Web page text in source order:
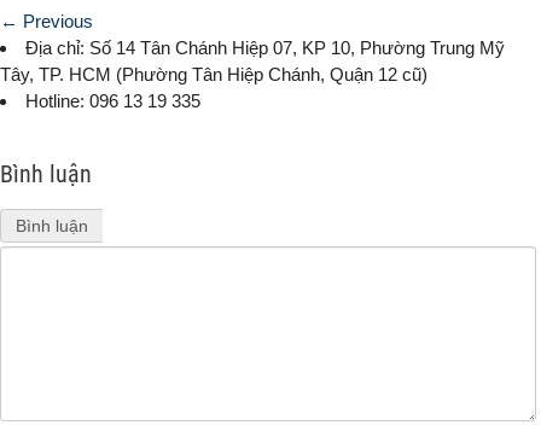
← Previous
Địa chỉ: Số 14 Tân Chánh Hiệp 07, KP 10, Phường Trung Mỹ
Tây, TP. HCM (Phường Tân Hiệp Chánh, Quận 12 cũ)
Hotline: 096 13 19 335
Bình luận
Bình luận